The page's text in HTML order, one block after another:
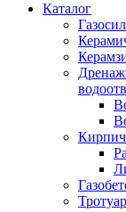
Каталог
Кирпич